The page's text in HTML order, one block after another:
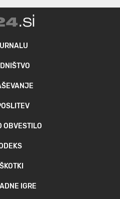
OBVESTILO
IGRE